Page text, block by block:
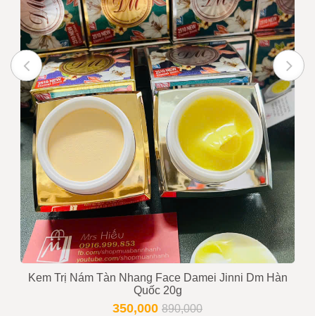
Kem Trị Nám Tàn Nhang Face Damei Jinni Dm Hàn
Quốc 20g
350,000 890,000